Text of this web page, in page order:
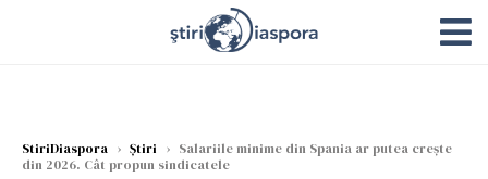
StiriDiaspora › Știri › Salariile minime din Spania ar putea crește
din 2026. Cât propun sindicatele